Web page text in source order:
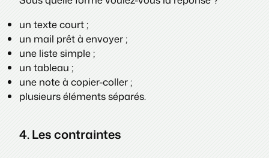
un texte court ;
un mail prêt à envoyer ;
une liste simple ;
un tableau ;
une note à copier-coller ;
plusieurs éléments séparés.
4. Les contraintes